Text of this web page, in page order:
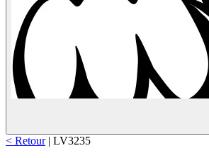
< Retour | LV3235